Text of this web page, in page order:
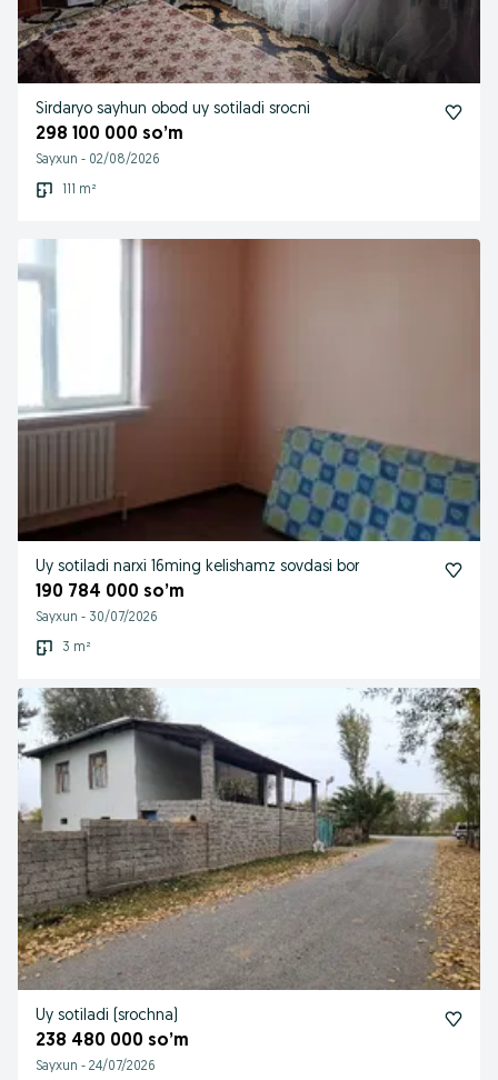
Sirdaryo sayhun obod uy sotiladi srocni
298 100 000 so’m
Sayxun - 02/08/2026
111 m²
Uy sotiladi narxi 16ming kelishamz sovdasi bor
190 784 000 so’m
Sayxun - 30/07/2026
3 m²
Uy sotiladi (srochna)
238 480 000 so’m
Sayxun - 24/07/2026